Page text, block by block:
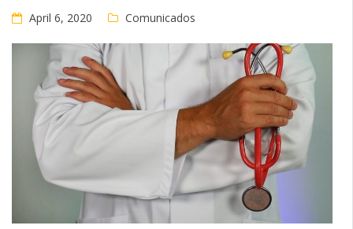
April 6, 2020 Comunicados